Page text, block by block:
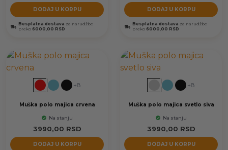
DODAJ U KORPU
Besplatna dostava za narudžbe
preko 6000,00 RSD
DODAJ U KORPU
Besplatna dostava za narudžbe
preko 6000,00 RSD
+8
Muška polo majica crvena
Na stanju
3990,00 RSD
DODAJ U KORPU
+8
Muška polo majica svetlo siva
Na stanju
3990,00 RSD
DODAJ U KORPU